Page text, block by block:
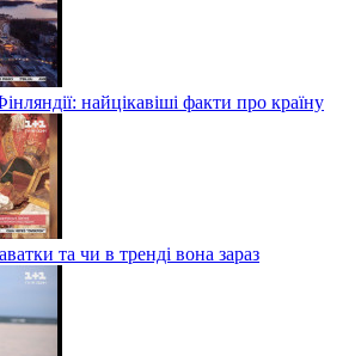
найцікавіші факти про країну
та чи в тренді вона зараз